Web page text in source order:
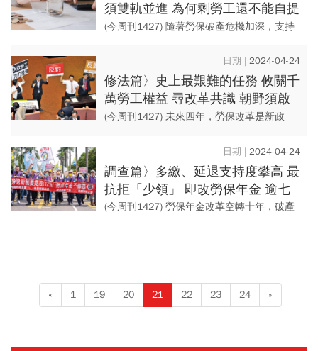
須雙軌並進 為何剩勞工還不能自提
自選
(今周刊1427) 隨著勞保破產危機加深，支持
提升投資收益，進而補足退休金缺口，被視
為勞保改革的...
2024-04-24
修法篇〉史上最艱難的任務 攸關千
萬勞工權益 尋改革共識 朝野須啟
動溝通
(今周刊1427) 未來四年，勞保改革是新政
體提出主張，拋開政治精算，尋求朝野與社
會最大共識，才...
2024-04-24
調查篇〉多繳、延退支持度攀高 最
抗拒「少領」 即改勞保年金 逾七
成民意挺
(今周刊1427) 勞保年金改革空轉十年，破產
« 1 19 20 21 22 23 24 »